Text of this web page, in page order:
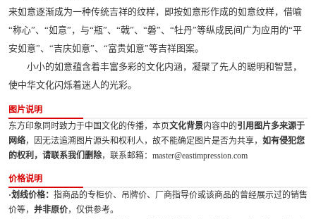
来如意逐渐成为一种传统吉祥的纹样，即按如意形作成的如意纹样，借喻
“称心”、“如意”，与“瓶”、“戟”、“磐”、“牡丹”等纵成民间广为应用的“平
安如意”、“吉庆如意”、“富贵如意”等吉祥图案。
小小的如意蕴含着丰富多彩的文化内涵，凝聚了先人的聪明和智慧，
使中华文化闪烁着迷人的光彩。
图片说明
东方印象同时致力于中国文化的传播，本页文化背景内容中的引用图片多来源于
网络，因无法追溯图片源头和权利人，故不能确定图片是否为共享， 如有侵犯您
的权利，请联系我们删除，联系邮箱：master@eastimpression.com
价格说明
·划线价格： 指商品的专柜价、吊牌价、厂商指导价或该商品的曾经展示过的销售
价等， 并非原价，仅供参考。